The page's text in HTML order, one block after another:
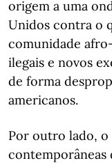
origem a uma
Unidos contra o
comunidade
ilegais e novos
de forma
americanos.
Por outro lado, o
contemporâneas